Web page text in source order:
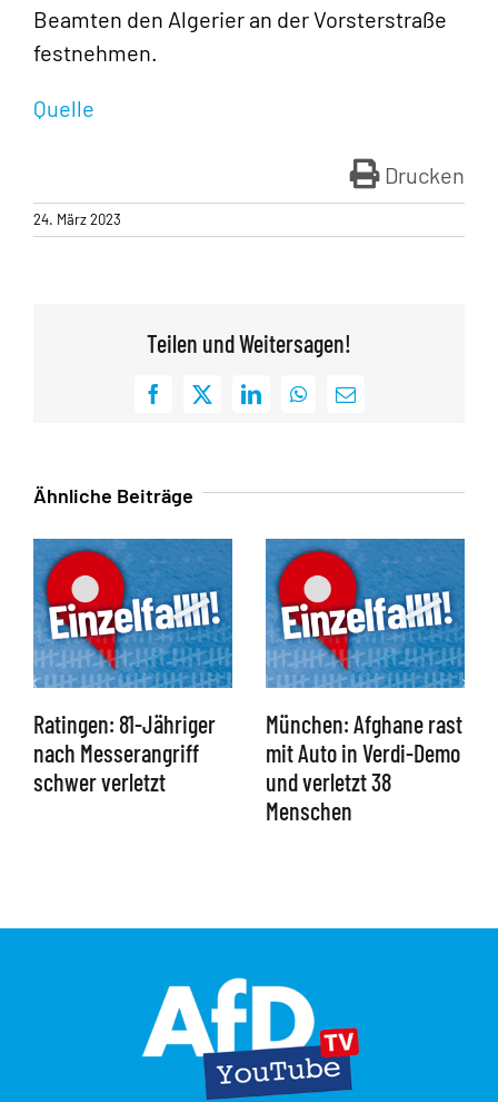
Beamten den Algerier an der Vorsterstraße
festnehmen.
Quelle
Drucken
24. März 2023
Teilen und Weitersagen!
Facebook
X LinkedInWhatsApp
E-
Ähnliche Beiträge
Ratingen: 81-Jähriger
nach Messerangriff
schwer verletzt
München: Afghane rast
mit Auto in Verdi-Demo
und verletzt 38
Menschen